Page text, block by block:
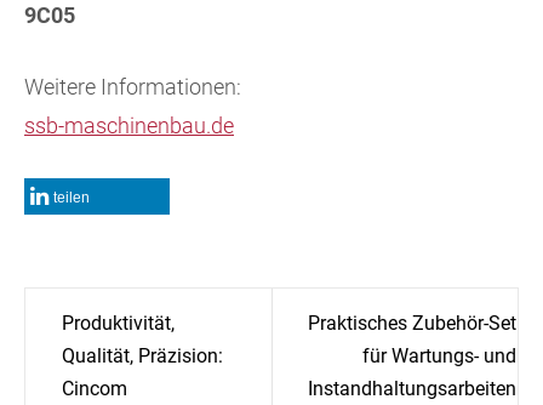
9C05
Weitere Informationen:
ssb-maschinenbau.de
teilen
Produktivität,
Qualität, Präzision:
Cincom
Praktisches Zubehör-Set
für Wartungs- und
Instandhaltungsarbeiten